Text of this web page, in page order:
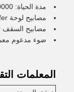
مدة الحياة: 5،0000 ساعة
مصابيح لوحة LED Troffer
مصابيح السقف LED Troffer
ضوء مدعوم
المعلمات